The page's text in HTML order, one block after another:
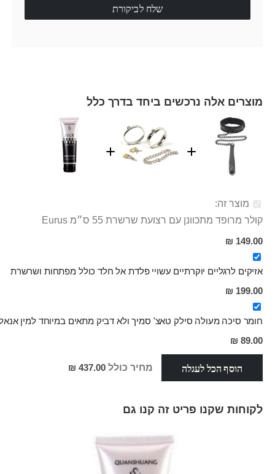
שלח לביקורת
מוצרים אלה נרכשים ביחד בדרך כלל
מוצר זה:
קולר מרופד מתכוונן עם רצועת שרשרת 55 ס״מ Eurus
149.00 ₪
אזיקים לרגליים יוקרתיים עשויי פלדת אל חלד כולל מפתחות ושרשרת
199.00 ₪
חומר סיכה מעולה סילק טאצ' סמיך ולא דביק מתאים במיוחד למין
מחיר
מבצע
89.00 ₪
הוסף הכל לעגלה מחיר כולל 437.00 ₪
לקוחות שקנו פריט זה קנו גם